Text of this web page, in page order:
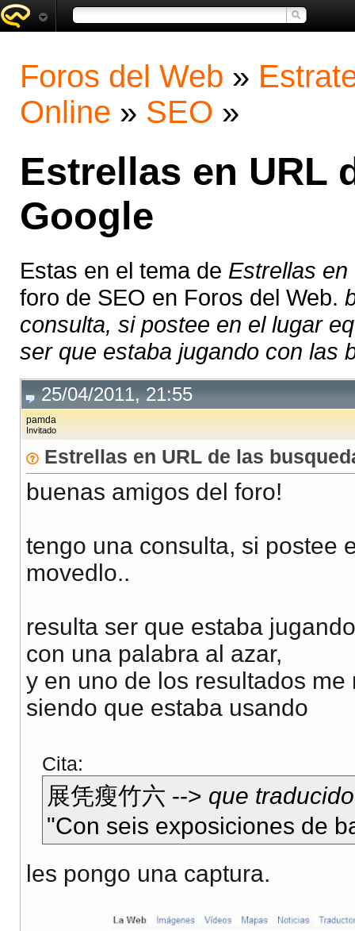
Foros del Web »
Online » SEO »
Estrellas en URL
Google
Estas en el tema de Estrellas
foro de SEO en Foros del Web.
consulta, si postee en el lugar
ser que estaba jugando con las
25/04/2011, 21:55
pamda
Invitado
Estrellas en URL de las
buenas amigos del foro!
tengo una consulta, si postee
movedlo..
resulta ser que estaba
con una palabra al azar,
y en uno de los resultados
siendo que estaba usando
Cita:
展凭瘦竹六 --> que
"Con seis exposiciones de
les pongo una captura.